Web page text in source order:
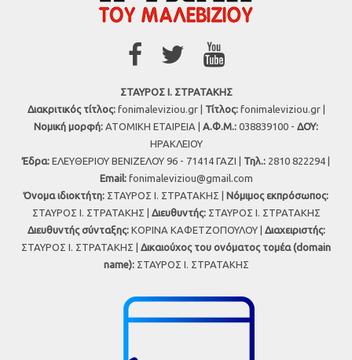
ΣΤΑΥΡΟΣ Ι. ΣΤΡΑΤΑΚΗΣ
Διακριτικός τίτλος:fonimaleviziou.gr | Τίτλος:fonimaleviziou.gr |
Νομική μορφή: ΑΤΟΜΙΚΗ ΕΤΑΙΡΕΙΑ | Α.Φ.Μ.: 038839100 - ΔΟΥ:
ΗΡΑΚΛΕΙΟΥ
Έδρα: ΕΛΕΥΘΕΡΙΟΥ ΒΕΝΙΖΕΛΟΥ 96 - 71414 ΓΑΖΙ | Τηλ.: 2810 822294 |
Εmail: fonimaleviziou@gmail.com
Όνομα ιδιοκτήτη: ΣΤΑΥΡΟΣ Ι. ΣΤΡΑΤΑΚΗΣ | Νόμιμος εκπρόσωπος:
ΣΤΑΥΡΟΣ Ι. ΣΤΡΑΤΑΚΗΣ | Διευθυντής:ΣΤΑΥΡΟΣ Ι. ΣΤΡΑΤΑΚΗΣ
Διευθυντής σύνταξης:ΚΟΡΙΝΑ ΚΑΦΕΤΖΟΠΟΥΛΟΥ | Διαχειριστής:
ΣΤΑΥΡΟΣ Ι. ΣΤΡΑΤΑΚΗΣ | Δικαιούχος του ονόματος τομέα (domain
name):ΣΤΑΥΡΟΣ Ι. ΣΤΡΑΤΑΚΗΣ